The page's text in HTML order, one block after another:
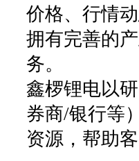
价格、行情
拥有完善的
务。
鑫椤锂电以
券商/银行等
资源，帮助